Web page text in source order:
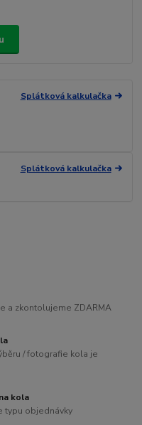
Splátková kalkulačka
Splátková kalkulačka
a zkontolujeme ZDARMA
/ fotografie kola je
kola
typu objednávky